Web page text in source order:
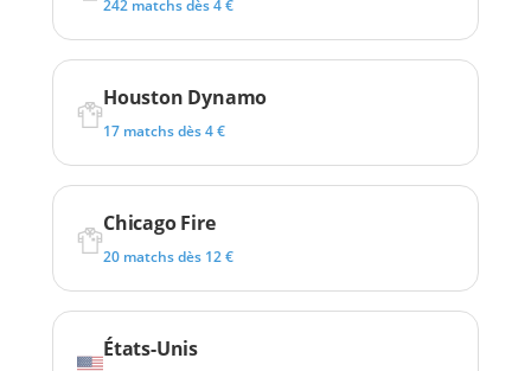
242 matchs dès 4 €
Houston Dynamo
17 matchs dès 4 €
Chicago Fire
20 matchs dès 12 €
États-Unis